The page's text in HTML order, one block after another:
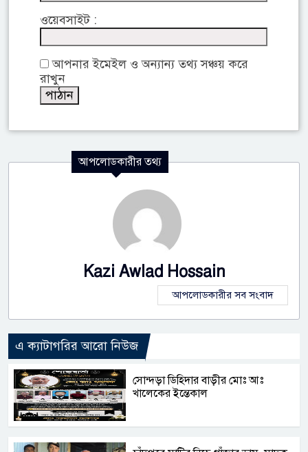
ওয়েবসাইট :
আপনার ইমেইল ও অন্যান্য তথ্য সঞ্চয় করে
রাখুন
আপলোডকারীর তথ্য
Kazi Awlad Hossain
আপলোডকারীর সব সংবাদ
এ ক্যাটাগরির আরো নিউজ
সোন্দড়া ডিহিদার বাড়ীর মোঃ আঃ
খালেকের ইন্তেকাল